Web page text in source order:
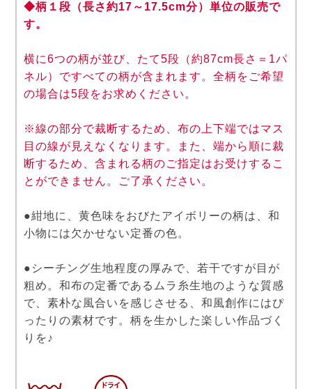
◆柄１段（長さ約17～17.5cm分）単位の販売で
す。
横に6つの柄が並び、たて5段（約87cm長さ＝1パ
ネル）ですべての柄が含まれます。全柄をご希望
の場合は5段をお求めください。
※線の部分で裁断するため、布の上下端ではマス
目の線が見えなくなります。また、端から順に裁
断するため、含まれる柄のご指定はお受けするこ
とができません。ご了承ください。
●紺地に、黄色味をおびたアイボリーの柄は、和
小物には欠かせない定番の色。
●シーチング生地程度の厚みで、若干ですが目が
粗め。和布の定番であるムラ糸生地のような質感
で、素朴な風合いを感じさせる、和風創作にはぴ
ったりの素材です。柄を生かした楽しい作品づく
りを♪